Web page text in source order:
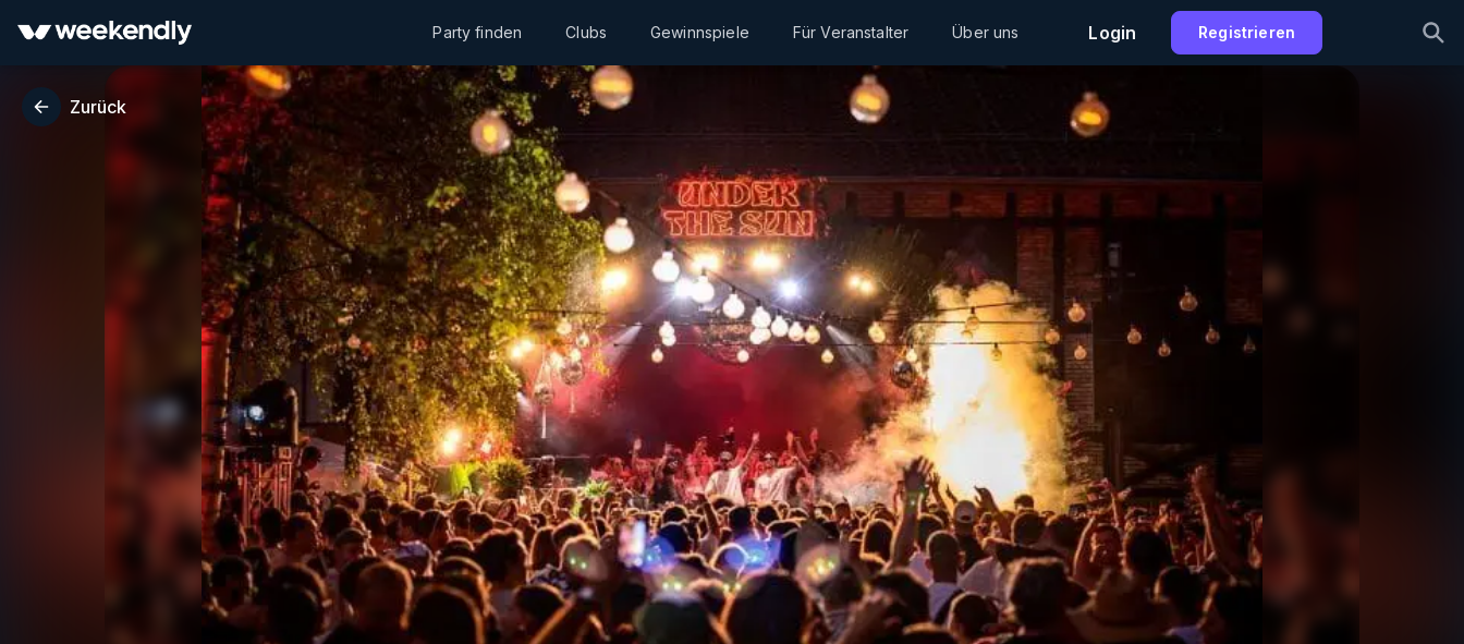
Party finden Clubs Gewinnspiele Für Veranstalter Über uns Login Registrieren
Zurück